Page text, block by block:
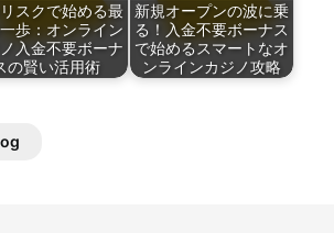
スクで始める最
歩：オンライン
入金不要ボーナ
の賢い活用術
新規オープンの波に乗
る！入金不要ボーナス
で始めるスマートなオ
ンラインカジノ攻略